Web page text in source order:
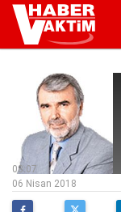
08:07
06 Nisan 2018